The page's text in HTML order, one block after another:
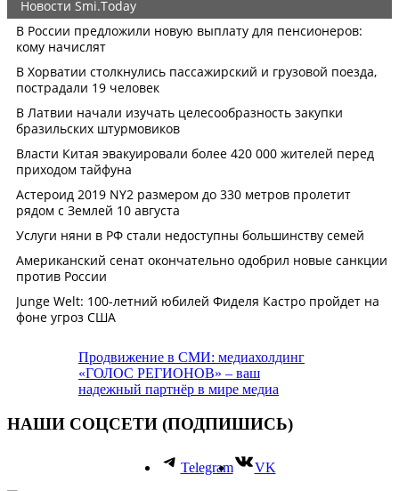
Продвижение в СМИ: медиахолдинг
«ГОЛОС РЕГИОНОВ» – ваш
надежный партнёр в мире медиа
НАШИ СОЦСЕТИ (ПОДПИШИСЬ)
Telegram VK